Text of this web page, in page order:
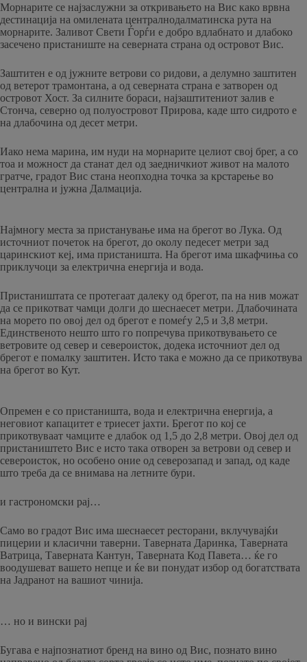
Морнарите се најзаслужни за откривањето на Вис како врвна
дестинација на омилената централнодалматинска рута на
морнарите. Заливот Свети Ѓорѓи е добро вдлабнато и длабоко
засечено пристаниште на северната страна од островот Вис.
Заштитен е од јужните ветрови со ридови, а делумно заштитен
од ветерот трамонтана, а од северната страна е затворен од
островот Хост. За силните бораси, најзаштитениот залив е
Стонча, северно од полуостровот Прирова, каде што сидрото е
на длабочина од десет метри.
Иако нема марина, им нуди на морнарите целиот свој брег, а со
тоа и можност да станат дел од заедничкиот живот на малото
гратче, градот Вис стана неопходна точка за крстарење во
централна и јужна Далмација.
Најмногу места за пристанување има на брегот во Лука. Од
источниот почеток на брегот, до околу педесет метри зад
царинскиот кеј, има пристаништа. На брегот има шкафчиња со
приклучоци за електрична енергија и вода.
Пристаништата се протегаат далеку од брегот, па на нив можат
да се прикотват чамци долги до шеснаесет метри. Длабочината
на морето по овој дел од брегот е помеѓу 2,5 и 3,8 метри.
Единственото нешто што го попречува прикотвувањето се
ветровите од север и североисток, додека источниот дел од
брегот е помалку заштитен. Исто така е можно да се прикотвува
на брегот во Кут.
Опремен е со пристаништа, вода и електрична енергија, а
неговиот капацитет е триесет јахти. Брегот по кој се
прикотвуваат чамците е длабок од 1,5 до 2,8 метри. Овој дел од
пристаништето Вис е исто така отворен за ветрови од север и
североисток, но особено оние од северозапад и запад, од каде
што треба да се внимава на летните бури.
и гастрономски рај…
Само во градот Вис има шеснаесет ресторани, вклучувајќи
пицерии и класични таверни. Таверната Даринка, Таверната
Ватрица, Таверната Кантун, Таверната Код Павета… ќе го
воодушеват вашето непце и ќе ви понудат избор од богатствата
на Јадранот на вашиот чинија.
… но и вински рај
Бугава е најпознатиот бренд на вино од Вис, познато вино